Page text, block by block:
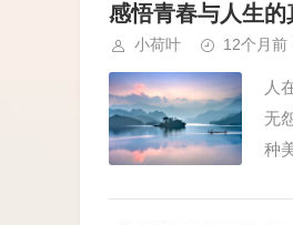
感悟青春与人生的
小荷叶 12个月前
人
无
种